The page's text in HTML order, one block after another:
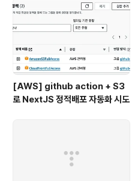
[AWS] github action + S3
로 NextJS 정적배포 자동화 시도